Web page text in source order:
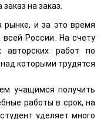
на заказ.
и за это время
России. На счету
авторских работ по
которыми трудятся
учащимся получить
работы в срок, на
уделяет много